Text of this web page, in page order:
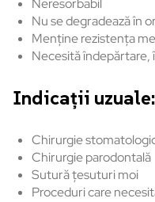
Neresorbabil
Nu se degradează în
Menține rezistența
Necesită îndepărtare,
Indicații uzuale:
Chirurgie
Chirurgie parodontală
Sutură țesuturi moi
Proceduri care